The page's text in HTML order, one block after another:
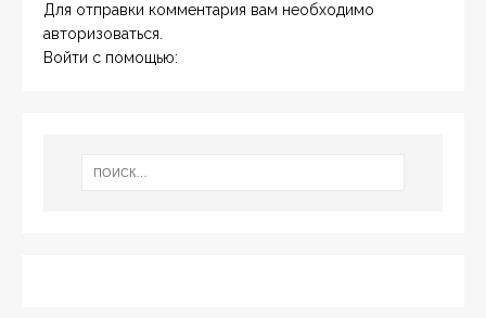
Для отправки комментария вам необходимо
авторизоваться
Войти с помощью: